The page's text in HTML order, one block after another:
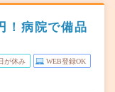
！病院で備品
が休み WEB登録OK